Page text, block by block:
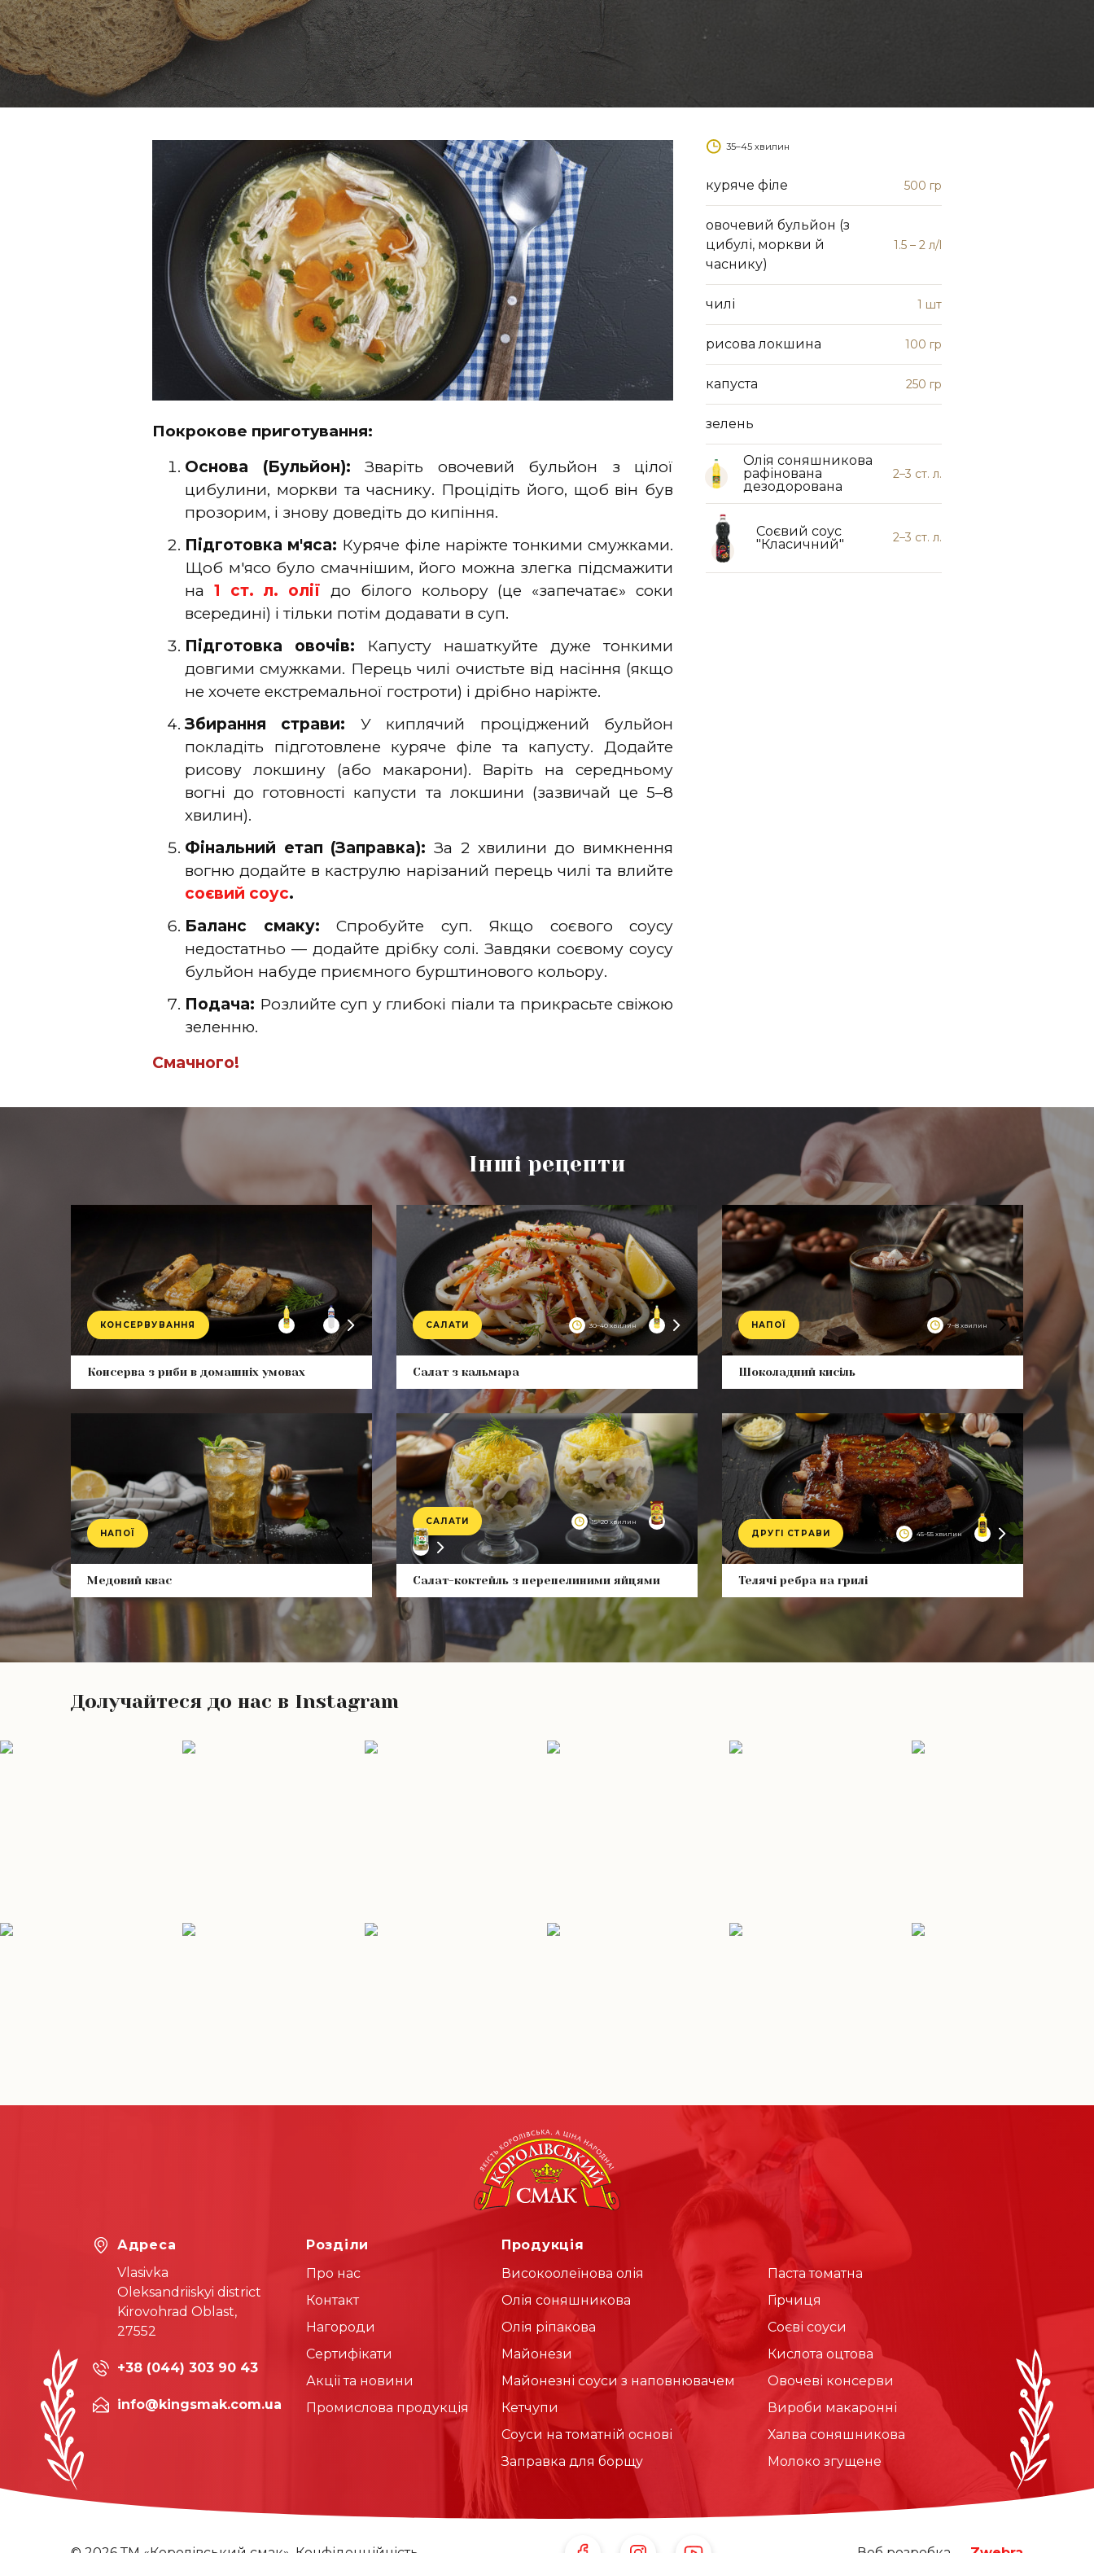
Покрокове приготування:
Основа (Бульйон): Зваріть овочевий бульйон з цілої
цибулини, моркви та часнику. Процідіть його, щоб він був
прозорим, і знову доведіть до кипіння.
Підготовка м'яса: Куряче філе наріжте тонкими смужками.
Щоб м'ясо було смачнішим, його можна злегка підсмажити
на 1 ст. л. олії до білого кольору (це «запечатає» соки
всередині) і тільки потім додавати в суп.
Підготовка овочів: Капусту нашаткуйте дуже тонкими
довгими смужками. Перець чилі очистьте від насіння (якщо
не хочете екстремальної гостроти) і дрібно наріжте.
Збирання страви: У киплячий проціджений бульйон
покладіть підготовлене куряче філе та капусту. Додайте
рисову локшину (або макарони). Варіть на середньому
вогні до готовності капусти та локшини (зазвичай це 5–8
хвилин).
Фінальний етап (Заправка): За 2 хвилини до вимкнення
вогню додайте в каструлю нарізаний перець чилі та влийте
соєвий соус.
Баланс смаку: Спробуйте суп. Якщо соєвого соусу
недостатньо — додайте дрібку солі. Завдяки соєвому соусу
бульйон набуде приємного бурштинового кольору.
Подача: Розлийте суп у глибокі піали та прикрасьте свіжою
зеленню.
Смачного!
35–45 хвилин
куряче філе 500 гр
овочевий бульйон (з
цибулі, моркви й
часнику)
1.5 – 2 л/l
чилі 1 шт
рисова локшина 100 гр
капуста 250 гр
зелень
Олія соняшникова
рафінована
дезодорована
2–3 ст. л.
Соєвий соус
"Класичний"
2–3 ст. л.
Інші рецепти
КОНСЕРВУВАННЯ
Product
Консерва з риби в домашніх умовах
САЛАТИ 30–40 хвилин
Product
Салат з кальмара
НАПОЇ 7–8 хвилин
Product
Шоколадний кисіль
НАПОЇ
Product
Медовий квас
САЛАТИ 15–20 хвилин
Product
Салат-коктейль з перепелиними яйцями
ДРУГІ СТРАВИ 45–55 хвилин
Product
Телячі ребра на грилі
Долучайтеся до нас в Instagram
Адреса
Vlasivka
Oleksandriiskyi district
Kirovohrad Oblast,
27552
+38 (044) 303 90 43
info@kingsmak.com.ua
Розділи
Про нас
Контакт
Нагороди
Сертифікати
Акції та новини
Промислова продукція
Продукція
Високоолеїнова олія
Олія соняшникова
Олія ріпакова
Майонези
Майонезні соуси з наповнювачем
Кетчупи
Соуси на томатній основі
Заправка для борщу
Паста томатна
Гірчиця
Соєві соуси
Кислота оцтова
Овочеві консерви
Вироби макаронні
Халва соняшникова
Молоко згущене
Follow Us on Facebook
Follow Us on Instagram
Follow Us on Youtube